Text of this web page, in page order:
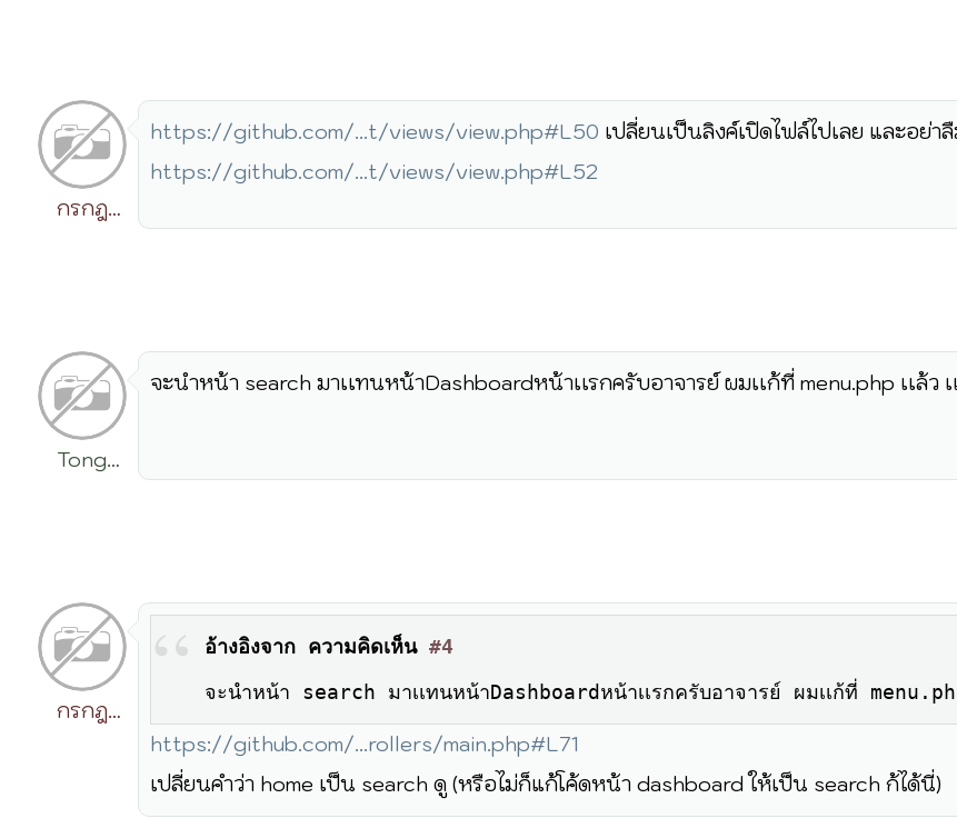
กรกฎ
https://github.com/...t/views/view.php#L50 เปลี่ยนเป็นลิงค์เปิดไฟล์ไปเลย และอย่
https://github.com/...t/views/view.php#L52
Tong
จะนำหน้า search มาเเทนหน้าDashboardหน้าเเรกครับอาจารย์ ผมเเก้ที่ menu.php เเล้ว
กรกฎ
อ้างอิงจาก ความคิดเห็น #4
จะนำหน้า search มาเเทนหน้าDashboardหน้าเเรกครับอาจารย์ ผมเเก้ที่
https://github.com/...rollers/main.php#L71
เปลี่ยนคำว่า home เป็น search ดู (หรือไม่ก็แก้โค้ดหน้า dashboard ให้เป็น search ก้ได้นี่)